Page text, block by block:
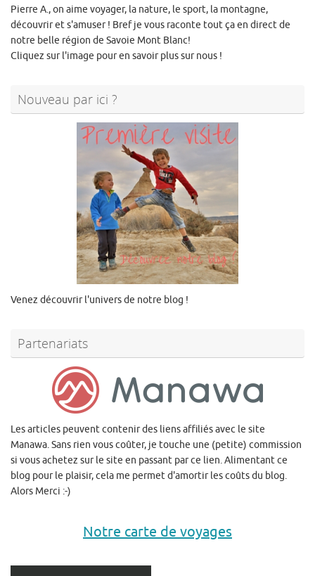
Pierre A., on aime voyager, la nature, le sport, la montagne,
découvrir et s'amuser ! Bref je vous raconte tout ça en direct de
notre belle région de Savoie Mont Blanc!
Cliquez sur l'image pour en savoir plus sur nous !
Nouveau par ici ?
Venez découvrir l'univers de notre blog !
Partenariats
Les articles peuvent contenir des liens affiliés avec le site
Manawa. Sans rien vous coûter, je touche une (petite) commission
si vous achetez sur le site en passant par ce lien. Alimentant ce
blog pour le plaisir, cela me permet d'amortir les coûts du blog.
Alors Merci :-)
Notre carte de voyages